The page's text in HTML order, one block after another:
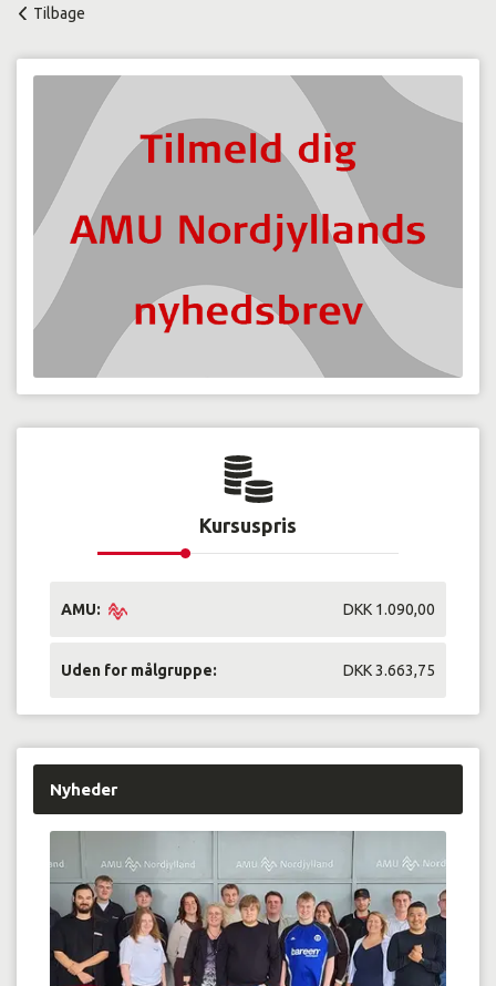
Tilbage
Kursuspris
AMU: DKK 1.090,00
Uden for målgruppe: DKK 3.663,75
Nyheder